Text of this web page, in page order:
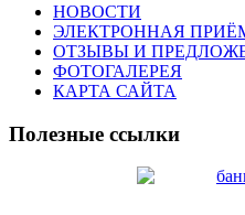
НОВОСТИ
ЭЛЕКТРОННАЯ
ОТЗЫВЫ И
ФОТОГАЛЕРЕЯ
КАРТА САЙТА
Полезные ссылки